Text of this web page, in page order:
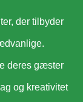
der tilbyder
deres gæster
og kreativitet